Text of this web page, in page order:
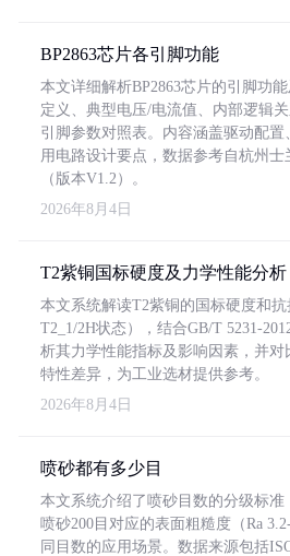
BP2863芯片各引脚功能
本文详细解析BP2863芯片的引脚功
定义、典型电压/电流值、内部逻辑
引脚参数对照表。内容涵盖驱动配置
用电路设计要点，数据参考自杭州士
（版本V1.2）。
2026年8月4日
T2紫铜国标硬度及力学性能分析
本文系统解读T2紫铜的国标硬度和抗
T2_1/2H状态），结合GB/T 5231-
析其力学性能指标及影响因素，并对
特性差异，为工业选材提供参考。
2026年8月4日
喷砂都有多少目
本文系统介绍了喷砂目数的分级标准
喷砂200目对应的表面粗糙度（Ra
同目数的应用场景。数据来源包括